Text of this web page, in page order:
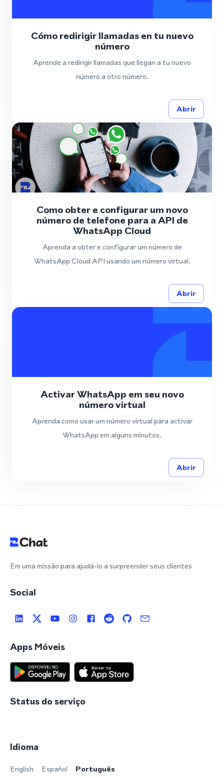
Cómo redirigir llamadas en tu nuevo
número
Aprende a redirigir llamadas que llegan a tu nuevo
número a otro número.
Abrir
Como obter e configurar um novo
número de telefone para a API de
WhatsApp Cloud
Aprenda a obter e configurar um número de
WhatsApp Cloud API usando um número virtual.
Abrir
Activar WhatsApp em seu novo
número virtual
Aprenda como usar um número virtual para activar
WhatsApp em alguns minutos.
Abrir
Em uma missão para ajudá-lo a surpreender seus clientes
Social
Apps Móveis
Status do serviço
Idioma
English Español Português